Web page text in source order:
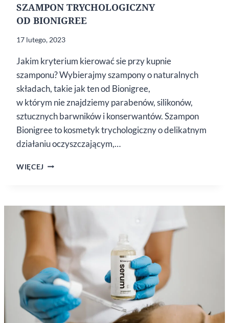
SZAMPON TRYCHOLOGICZNY
OD BIONIGREE
17 lutego, 2023
Jakim kryterium kierować sie przy kupnie
szamponu? Wybierajmy szampony o naturalnych
składach, takie jak ten od Bionigree,
w którym nie znajdziemy parabenów, silikonów,
sztucznych barwników i konserwantów. Szampon
Bionigree to kosmetyk trychologiczny o delikatnym
działaniu oczyszczającym,…
WIĘCEJ SZAMPON